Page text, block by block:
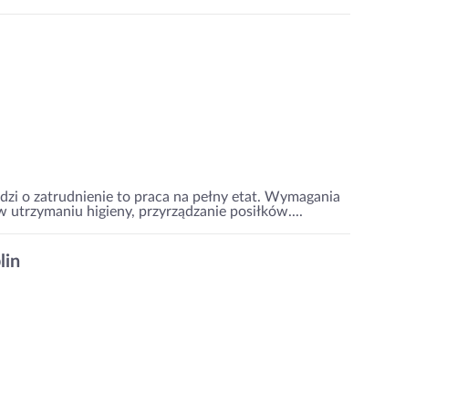
o zatrudnienie to praca na pełny etat. Wymagania
higieny, przyrządzanie posiłków....